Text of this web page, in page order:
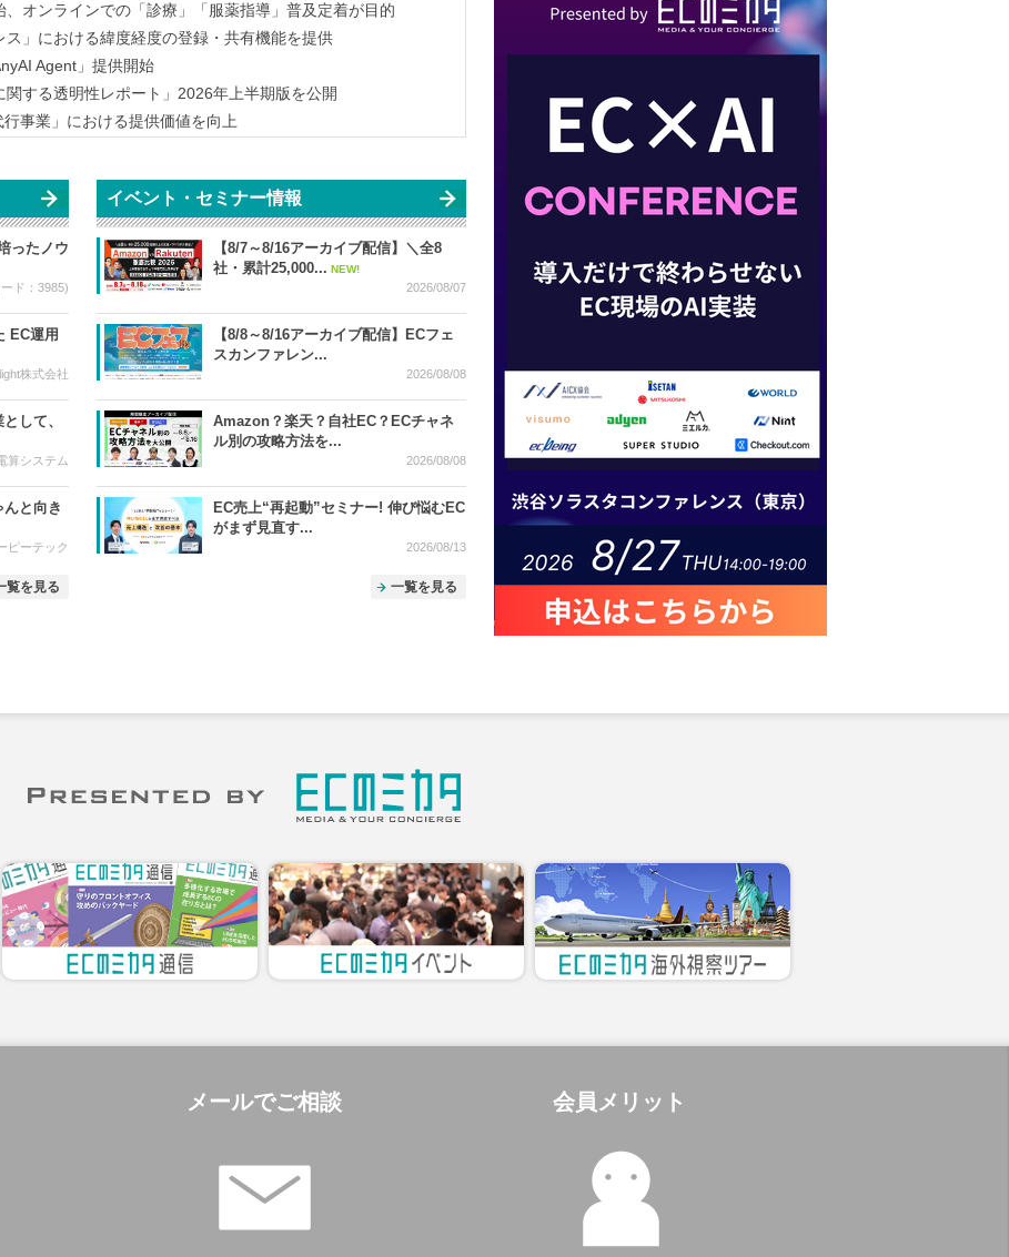
オンラインでの「診療」「服薬指導」普及定着が目的
」における緯度経度の登録・共有機能を提供
Agent」提供開始
する透明性レポート」2026年上半期版を公開
事業」における提供価値を向上
ったノウ
ド：3985)
EC運用
株式会社
して、
算システム
と向き
ピーテック
覧を見る
イベント・セミナー情報
【8/7～8/16アーカイブ配信】＼全8
社・累計25,000... NEW!
2026/08/07
【8/8～8/16アーカイブ配信】ECフェ
スカンファレン...
2026/08/08
Amazon？楽天？自社EC？ECチャネ
ル別の攻略方法を...
2026/08/08
EC売上“再起動”セミナー! 伸び悩むEC
がまず見直す...
2026/08/13
一覧を見る
メールでご相談 会員メリット